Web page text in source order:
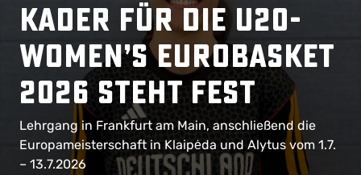
Kader für die U20-
Women’s EuroBasket
2026 steht fest
Lehrgang in Frankfurt am Main, anschließend die
Europameisterschaft in Klaipėda und Alytus vom 1.7.
– 13.7.2026